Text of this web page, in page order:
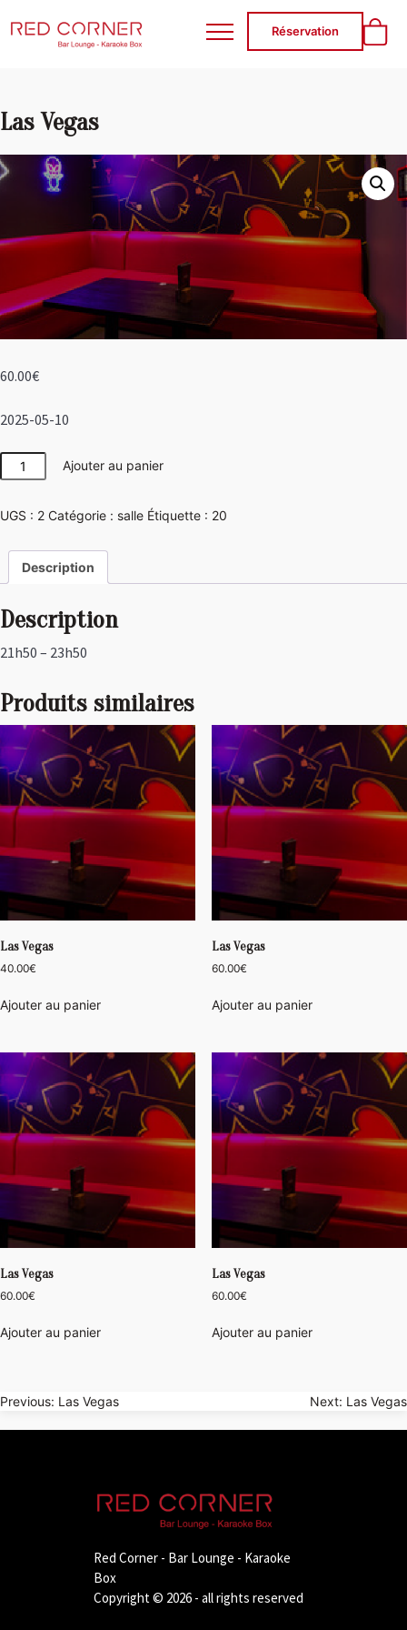
RED CORNER
Réservation
Las Vegas
60.00€
2025-05-10
quantité
de
Vegas
Ajouter au panier
UGS : 2 Catégorie : salle Étiquette : 20
Description
Description
21h50 – 23h50
Produits similaires
Las Vegas
40.00€
Ajouter au panier
Las Vegas
60.00€
Ajouter au panier
Las Vegas
60.00€
Ajouter au panier
Las Vegas
60.00€
Ajouter au panier
Navigation
de
Previous: Las Vegas Next: Las Vegas
Red Corner - Bar Lounge - Karaoke
Box
Copyright © 2026 - all rights reserved